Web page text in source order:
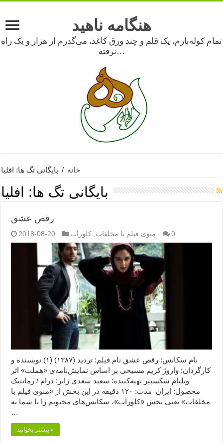
هنگامه ناهید
تمام کوله‌بارم، یک قلم و چند ورق کاغذ، می‌گذرم از هزار و یک راه
نرفته…
خانه / بایگانی تگ ها: افلیا
بایگانی تگ ها: افلیا
رقص عشق
2018-08-20 منوی فیلم با مخلفات کلوزآپ 0
نام سکانس: رقص عشق نام فیلم: تردید (۱۳۸۷) (۱) نویسنده و
کارگردان: واروژ کریم مسیحی بر اساس نمایش‌نامه‌ی «هملت» اثر
ویلیام شکسپیر تهیه‌کننده: سعید سعدی ژانر: درام / رمانتیک
محصول: ایران مدت: ۱۲۰ دقیقه در این بخش از «منوی فیلم با
مخلفات» یعنی بخش «کلوزآپ»، سکانس‌های محبوبم را با شما به
…
بیشتر بخوانید »